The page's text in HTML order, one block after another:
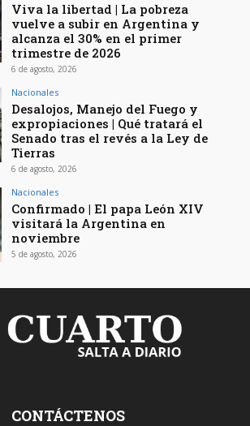
Viva la libertad | La pobreza
vuelve a subir en Argentina y
alcanza el 30% en el primer
trimestre de 2026
6 de agosto, 2026
Nacionales
Desalojos, Manejo del Fuego y
expropiaciones | Qué tratará el
Senado tras el revés a la Ley de
Tierras
6 de agosto, 2026
Nacionales
Confirmado | El papa León XIV
visitará la Argentina en
noviembre
5 de agosto, 2026
CONTÁCTENOS